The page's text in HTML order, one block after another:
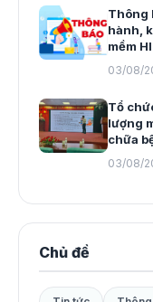
Thông
hành,
mềm
03/08/
Tổ
lượng
chữa
03/08/
Chủ đề